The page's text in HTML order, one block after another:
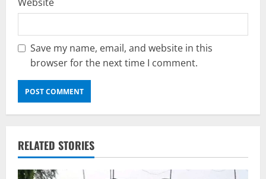
Save my name, email, and website in this
browser for the next time I comment.
RELATED STORIES